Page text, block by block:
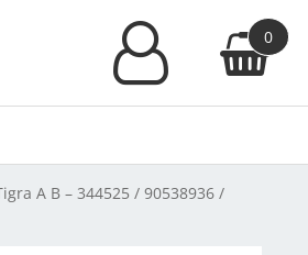
0
A B – 344525 / 90538936 /